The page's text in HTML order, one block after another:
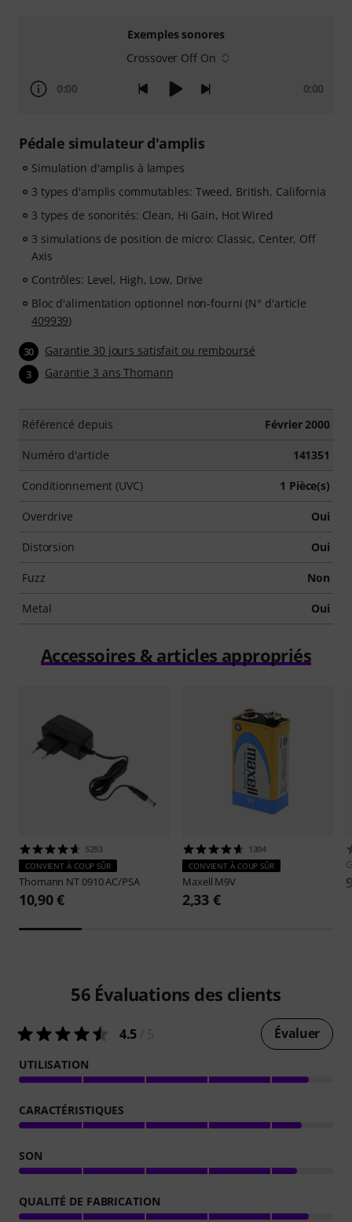
Exemples sonores
Crossover Off On
0:00 0:00
Pédale simulateur d'amplis
Simulation d'amplis à lampes
3 types d'amplis commutables: Tweed, British, California
3 types de sonorités: Clean, Hi Gain, Hot Wired
3 simulations de position de micro: Classic, Center, Off
Axis
Contrôles: Level, High, Low, Drive
Bloc d'alimentation optionnel non-fourni (N° d'article
409939)
30 Garantie 30 jours satisfait ou remboursé
3 Garantie 3 ans Thomann
Référencé depuis Février 2000
Numéro d'article 141351
Conditionnement (UVC) 1 Pièce(s)
Overdrive Oui
Distorsion Oui
Fuzz Non
Metal Oui
Accessoires & articles appropriés
5293
CONVIENT À COUP SÛR
Thomann NT 0910 AC/PSA
10,90 €
1304
CONVIENT À COUP SÛR
Maxell M9V
2,33 €
56 Évaluations des clients
4.5 Évaluer
UTILISATION
CARACTÉRISTIQUES
SON
QUALITÉ DE FABRICATION